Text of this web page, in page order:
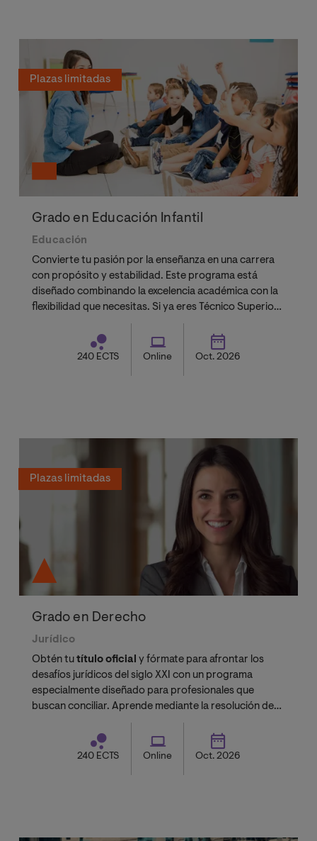
Plazas limitadas
Grado en Educación Infantil
Educación
Convierte tu pasión por la enseñanza en una carrera
con propósito y estabilidad. Este programa está
diseñado combinando la excelencia académica con la
flexibilidad que necesitas. Si ya eres Técnico Superior
solicita tu reconocimiento de créditos gratuito y
termina tu Grado en menos tiempo
240 ECTS Online Oct. 2026
Plazas limitadas
Grado en Derecho
Jurídico
Obtén tutítulo oficial y fórmate para afrontar los
desafíos jurídicos del siglo XXI con un programa
especialmente diseñado para profesionales que
buscan conciliar. Aprende mediante la resolución de
casos prácticos reales, guiado por un claustro
formado por doctores acreditados, académicos
especializados y profesionales en activo
240 ECTS Online Oct. 2026